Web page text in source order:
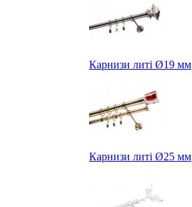
Карнизи литі Ø19 мм
Карнизи литі Ø25 мм